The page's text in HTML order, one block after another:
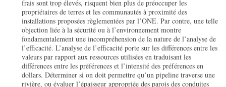
frais sont trop élevés, risquent bien plus de préoccuper les
propriétaires de terres et les communautés à proximité des
installations proposées règlementées par l’ONE. Par contre, une telle
objection liée à la sécurité ou à l’environnement montre
fondamentalement une incompréhension de la nature de l’analyse de
l’efficacité. L’analyse de l’efficacité porte sur les différences entre les
valeurs par rapport aux ressources utilisées en traduisant les
différences entre les préférences et l’intensité des préférences en
dollars. Déterminer si on doit permettre qu’un pipeline traverse une
rivière, ou évaluer l’épaisseur appropriée des parois des conduites